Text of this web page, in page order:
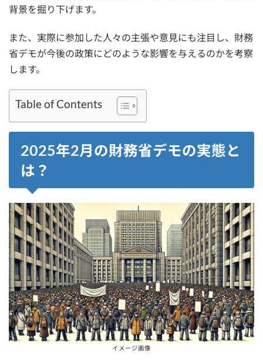
背景を掘り下げます。
また、実際に参加した人々の主張や意見にも注目し、財務
省デモが今後の政策にどのような影響を与えるのかを考察
します。
Table of Contents
2025年2月の財務省デモの実態と
は？
イメージ画像